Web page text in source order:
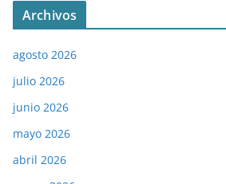
Archivos
agosto 2026
julio 2026
junio 2026
mayo 2026
abril 2026